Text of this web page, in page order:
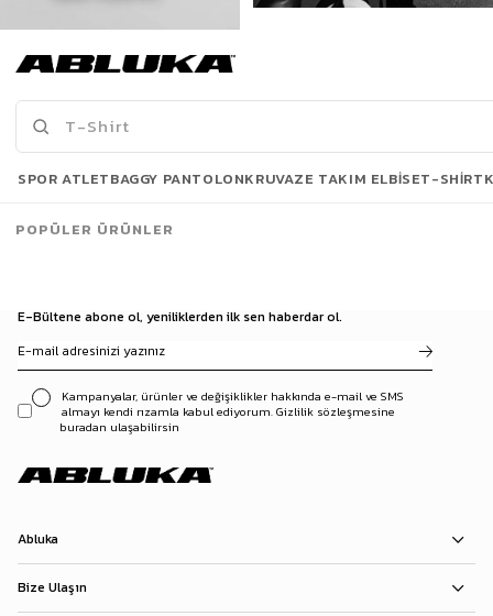
Erkek New York Baskılı Oversize T-Shirt Siyah
Son Bakılanlar
E-Bültene abone ol, yeniliklerden ilk sen haberdar ol.
Kampanyalar, ürünler ve değişiklikler hakkında e-mail ve SMS
almayı kendi rızamla kabul ediyorum. Gizlilik sözleşmesine
buradan ulaşabilirsin
Abluka
Bize Ulaşın
SPOR ATLETBAGGY PANTOLONKRUVAZE TAKIM ELBISET-SHIRT
POPÜLER ÜRÜNLER